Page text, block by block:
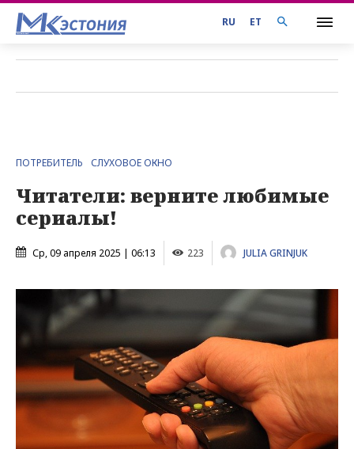
RU ET
ПОТРЕБИТЕЛЬ СЛУХОВОЕ ОКНО
Читатели: верните любимые
сериалы!
Ср, 09 апреля 2025 | 06:13 223 JULIA GRINJUK